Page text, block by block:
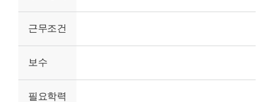
근무조건
보수
필요학력